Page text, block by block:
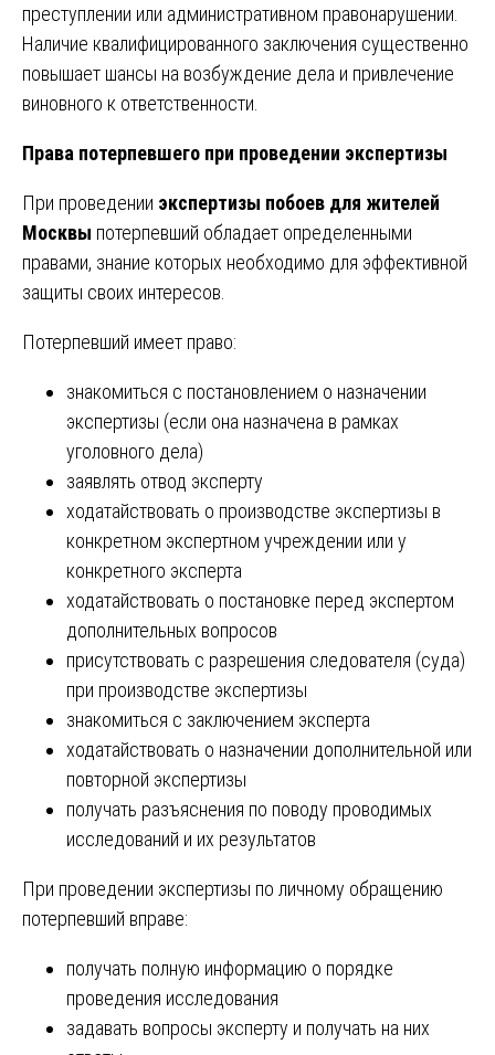
преступлении или административном правонарушении.
Наличие квалифицированного заключения существенно
повышает шансы на возбуждение дела и привлечение
виновного к ответственности.
Права потерпевшего при проведении экспертизы
При проведении экспертизы побоев для жителей
Москвы потерпевший обладает определенными
правами, знание которых необходимо для эффективной
защиты своих интересов.
Потерпевший имеет право:
знакомиться с постановлением о назначении
экспертизы (если она назначена в рамках
уголовного дела)
заявлять отвод эксперту
ходатайствовать о производстве экспертизы в
конкретном экспертном учреждении или у
конкретного эксперта
ходатайствовать о постановке перед экспертом
дополнительных вопросов
присутствовать с разрешения следователя (суда)
при производстве экспертизы
знакомиться с заключением эксперта
ходатайствовать о назначении дополнительной или
повторной экспертизы
получать разъяснения по поводу проводимых
исследований и их результатов
При проведении экспертизы по личному обращению
потерпевший вправе:
получать полную информацию о порядке
проведения исследования
задавать вопросы эксперту и получать на них